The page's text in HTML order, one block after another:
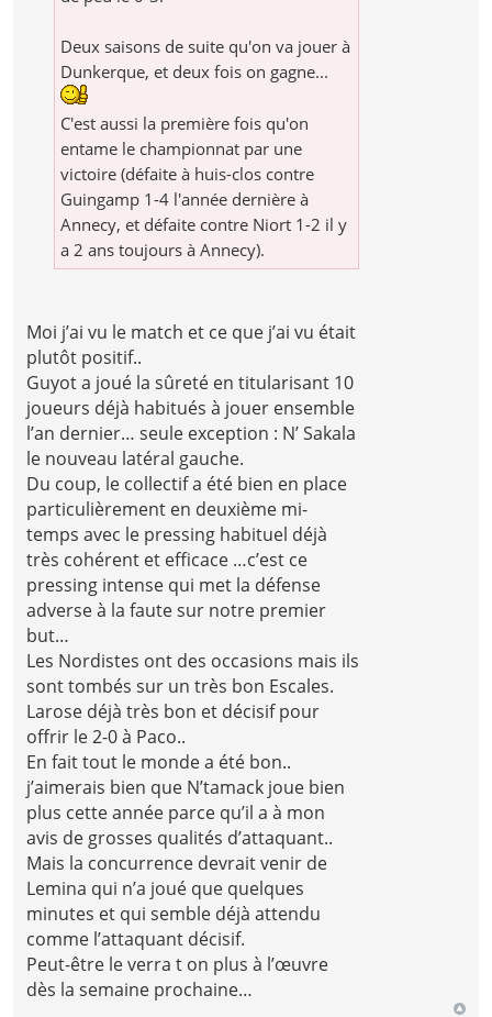
Deux saisons de suite qu'on va jouer à
Dunkerque, et deux fois on gagne...
C'est aussi la première fois qu'on
entame le championnat par une
victoire (défaite à huis-clos contre
Guingamp 1-4 l'année dernière à
Annecy, et défaite contre Niort 1-2 il y
a 2 ans toujours à Annecy).
Moi j’ai vu le match et ce que j’ai vu était
plutôt positif..
Guyot a joué la sûreté en titularisant 10
joueurs déjà habitués à jouer ensemble
l’an dernier… seule exception : N’ Sakala
le nouveau latéral gauche.
Du coup, le collectif a été bien en place
particulièrement en deuxième mi-
temps avec le pressing habituel déjà
très cohérent et efficace …c’est ce
pressing intense qui met la défense
adverse à la faute sur notre premier
but…
Les Nordistes ont des occasions mais ils
sont tombés sur un très bon Escales.
Larose déjà très bon et décisif pour
offrir le 2-0 à Paco..
En fait tout le monde a été bon..
j’aimerais bien que N’tamack joue bien
plus cette année parce qu’il a à mon
avis de grosses qualités d’attaquant..
Mais la concurrence devrait venir de
Lemina qui n’a joué que quelques
minutes et qui semble déjà attendu
comme l’attaquant décisif.
Peut-être le verra t on plus à l’œuvre
dès la semaine prochaine…